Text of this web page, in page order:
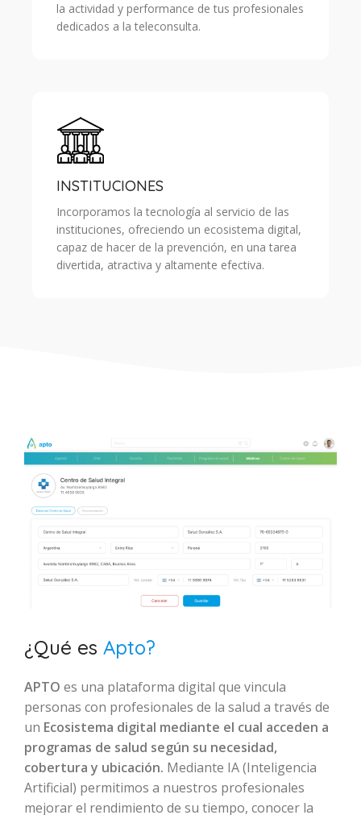
la actividad y performance de tus profesionales
dedicados a la teleconsulta.
INSTITUCIONES
Incorporamos la tecnología al servicio de las
instituciones, ofreciendo un ecosistema digital,
capaz de hacer de la prevención, en una tarea
divertida, atractiva y altamente efectiva.
¿Qué es Apto?
APTO es una plataforma digital que vincula
personas con profesionales de la salud a través de
un Ecosistema digital mediante el cual acceden a
programas de salud según su necesidad,
cobertura y ubicación. Mediante IA (Inteligencia
Artificial) permitimos a nuestros profesionales
mejorar el rendimiento de su tiempo, conocer la